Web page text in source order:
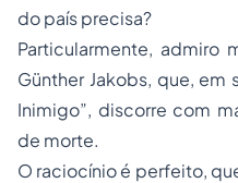
do país precisa?
Particularmente, admiro
Günther Jakobs, que, em
Inimigo”, discorre com
de morte.
O raciocínio é perfeito,